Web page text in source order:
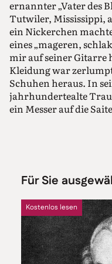
ernannter „Vater des
Tutwiler, Mississippi,
ein Nickerchen
eines „mageren,
mir auf seiner Gitarre
Kleidung war
Schuhen heraus. In
jahrhundertealte
ein Messer auf die
die ich je gehört hatte“.
Diese Erfahrung
widerwillig, das, was
Volkes“ bezeichnete,
und das Repertoire
Adam Gussow,
Professor für
Für Sie
Kostenlos lesen